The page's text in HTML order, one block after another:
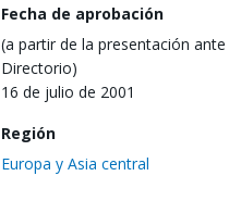
Fecha de aprobación
(a partir de la presentación ante
Directorio)
16 de julio de 2001
Región
Europa y Asia central